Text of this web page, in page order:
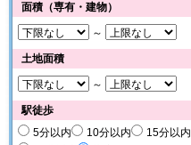
面積（専有・建物）
～
土地面積
～
駅徒歩
5分以内
10分以内
15分以内